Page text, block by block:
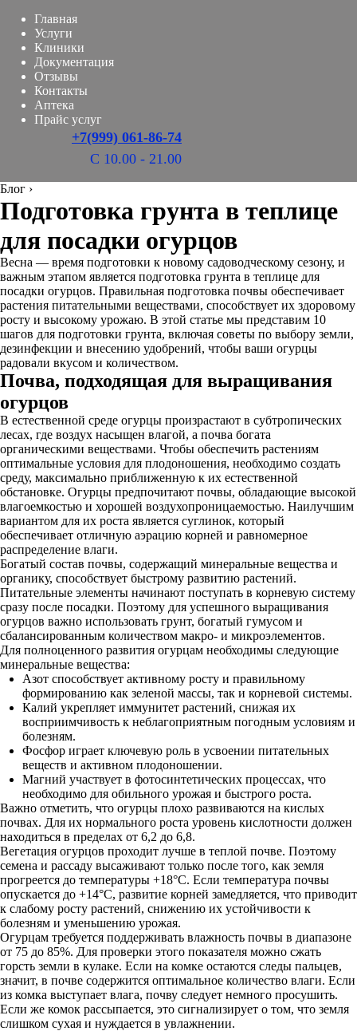
Главная
Услуги
Клиники
Документация
Отзывы
Контакты
Аптека
Прайс услуг
+7(999) 061-86-74
С 10.00 - 21.00
Блог ›
Подготовка грунта в теплице
для посадки огурцов
Весна — время подготовки к новому садоводческому сезону, и
важным этапом является подготовка грунта в теплице для
посадки огурцов. Правильная подготовка почвы обеспечивает
растения питательными веществами, способствует их здоровому
росту и высокому урожаю. В этой статье мы представим 10
шагов для подготовки грунта, включая советы по выбору земли,
дезинфекции и внесению удобрений, чтобы ваши огурцы
радовали вкусом и количеством.
Почва, подходящая для выращивания
огурцов
В естественной среде огурцы произрастают в субтропических
лесах, где воздух насыщен влагой, а почва богата
органическими веществами. Чтобы обеспечить растениям
оптимальные условия для плодоношения, необходимо создать
среду, максимально приближенную к их естественной
обстановке. Огурцы предпочитают почвы, обладающие высокой
влагоемкостью и хорошей воздухопроницаемостью. Наилучшим
вариантом для их роста является суглинок, который
обеспечивает отличную аэрацию корней и равномерное
распределение влаги.
Богатый состав почвы, содержащий минеральные вещества и
органику, способствует быстрому развитию растений.
Питательные элементы начинают поступать в корневую систему
сразу после посадки. Поэтому для успешного выращивания
огурцов важно использовать грунт, богатый гумусом и
сбалансированным количеством макро- и микроэлементов.
Для полноценного развития огурцам необходимы следующие
минеральные вещества:
Азот способствует активному росту и правильному
формированию как зеленой массы, так и корневой системы.
Калий укрепляет иммунитет растений, снижая их
восприимчивость к неблагоприятным погодным условиям и
болезням.
Фосфор играет ключевую роль в усвоении питательных
веществ и активном плодоношении.
Магний участвует в фотосинтетических процессах, что
необходимо для обильного урожая и быстрого роста.
Важно отметить, что огурцы плохо развиваются на кислых
почвах. Для их нормального роста уровень кислотности должен
находиться в пределах от 6,2 до 6,8.
Вегетация огурцов проходит лучше в теплой почве. Поэтому
семена и рассаду высаживают только после того, как земля
прогреется до температуры +18°С. Если температура почвы
опускается до +14°С, развитие корней замедляется, что приводит
к слабому росту растений, снижению их устойчивости к
болезням и уменьшению урожая.
Огурцам требуется поддерживать влажность почвы в диапазоне
от 75 до 85%. Для проверки этого показателя можно сжать
горсть земли в кулаке. Если на комке остаются следы пальцев,
значит, в почве содержится оптимальное количество влаги. Если
из комка выступает влага, почву следует немного просушить.
Если же комок рассыпается, это сигнализирует о том, что земля
слишком сухая и нуждается в увлажнении.